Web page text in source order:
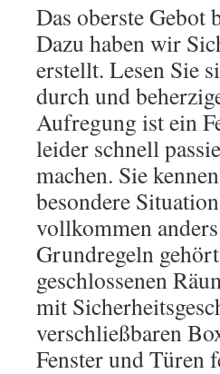
Das oberste Gebot
Dazu haben wir
erstellt. Lesen Sie
durch und
Aufregung ist ein
leider schnell
machen. Sie
besondere
vollkommen
Grundregeln
geschlossenen
mit
verschließbaren
Fenster und Türen